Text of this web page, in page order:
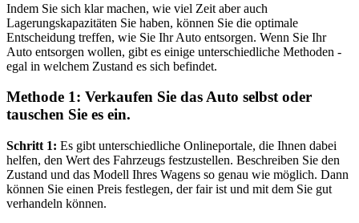
Indem Sie sich klar machen, wie viel Zeit aber auch
Lagerungskapazitäten Sie haben, können Sie die optimale
Entscheidung treffen, wie Sie Ihr Auto entsorgen. Wenn Sie Ihr
Auto entsorgen wollen, gibt es einige unterschiedliche Methoden -
egal in welchem Zustand es sich befindet.
Methode 1: Verkaufen Sie das Auto selbst oder
tauschen Sie es ein.
Schritt 1: Es gibt unterschiedliche Onlineportale, die Ihnen dabei
helfen, den Wert des Fahrzeugs festzustellen. Beschreiben Sie den
Zustand und das Modell Ihres Wagens so genau wie möglich. Dann
können Sie einen Preis festlegen, der fair ist und mit dem Sie gut
verhandeln können.